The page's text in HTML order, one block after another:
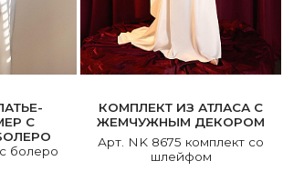
С
болеро
КОМПЛЕКТ ИЗ АТЛАСА С
ЖЕМЧУЖНЫМ ДЕКОРОМ
Арт. NK 8675 комплект со
шлейфом